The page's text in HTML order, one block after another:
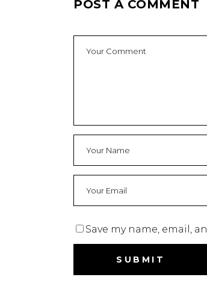
POST A COMMENT
Save my name, email,